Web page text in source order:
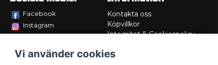
Facebook
Instagram
Kontakta oss
Köpvillkor
Integritet & Cookiespolicy
Service/Garanti
Vi använder cookies